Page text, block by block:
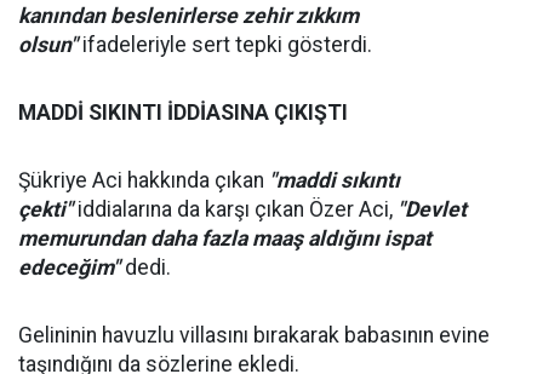
kanından beslenirlerse zehir zıkkım
olsun"ifadeleriyle sert tepki gösterdi.
MADDİ SIKINTI İDDİASINA ÇIKIŞTI
Şükriye Aci hakkında çıkan "maddi sıkıntı
çekti"iddialarına da karşı çıkan Özer Aci, "Devlet
memurundan daha fazla maaş aldığını ispat
edeceğim"dedi.
Gelininin havuzlu villasını bırakarak babasının evine
taşındığını da sözlerine ekledi.